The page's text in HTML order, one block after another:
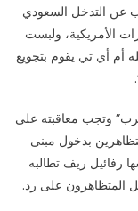
عن التدخل السعودي
الأمريكية، ولبست
أم أي تي يقوم بتجويع
وتجب معاقبته على
بدخول مبنى
4.000 توقيع لرئيسها رفائيل ريف تطالبه
المتظاهرون على رد.